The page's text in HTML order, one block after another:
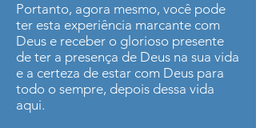
Portanto, agora mesmo, você pode
ter esta experiência marcante com
Deus e receber o glorioso presente
de ter a presença de Deus na sua vida
e a certeza de estar com Deus para
todo o sempre, depois dessa vida
aqui.